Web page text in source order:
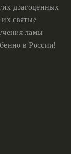
драгоценных
святые
ламы
в России!